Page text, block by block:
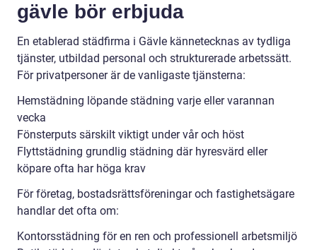
gävle bör erbjuda
En etablerad städfirma i Gävle kännetecknas av tydliga
tjänster, utbildad personal och strukturerade arbetssätt.
För privatpersoner är de vanligaste tjänsterna:
Hemstädning löpande städning varje eller varannan
vecka
Fönsterputs särskilt viktigt under vår och höst
Flyttstädning grundlig städning där hyresvärd eller
köpare ofta har höga krav
För företag, bostadsrättsföreningar och fastighetsägare
handlar det ofta om:
Kontorsstädning för en ren och professionell arbetsmiljö